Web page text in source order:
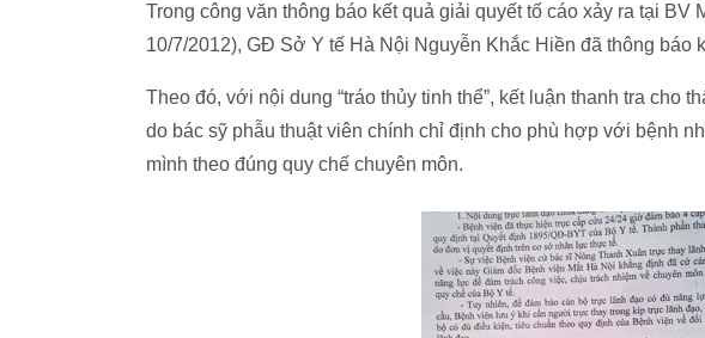
Trong công văn thông báo kết quả giải quyết tố cáo xảy ra tại BV
10/7/2012), GĐ Sở Y tế Hà Nội Nguyễn Khắc Hiền đã thông báo
Theo đó, với nội dung “tráo thủy tinh thể”, kết luận thanh tra cho
do bác sỹ phẫu thuật viên chính chỉ định cho phù hợp với bệnh
mình theo đúng quy chế chuyên môn.